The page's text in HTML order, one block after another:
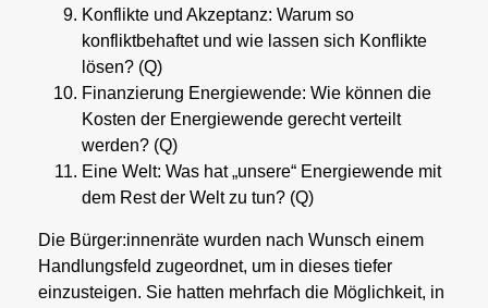
Konflikte und Akzeptanz: Warum so
konfliktbehaftet und wie lassen sich Konflikte
lösen? (Q)
Finanzierung Energiewende: Wie können die
Kosten der Energiewende gerecht verteilt
werden? (Q)
Eine Welt: Was hat „unsere“ Energiewende mit
dem Rest der Welt zu tun? (Q)
Die Bürger:innenräte wurden nach Wunsch einem
Handlungsfeld zugeordnet, um in dieses tiefer
einzusteigen. Sie hatten mehrfach die Möglichkeit, in